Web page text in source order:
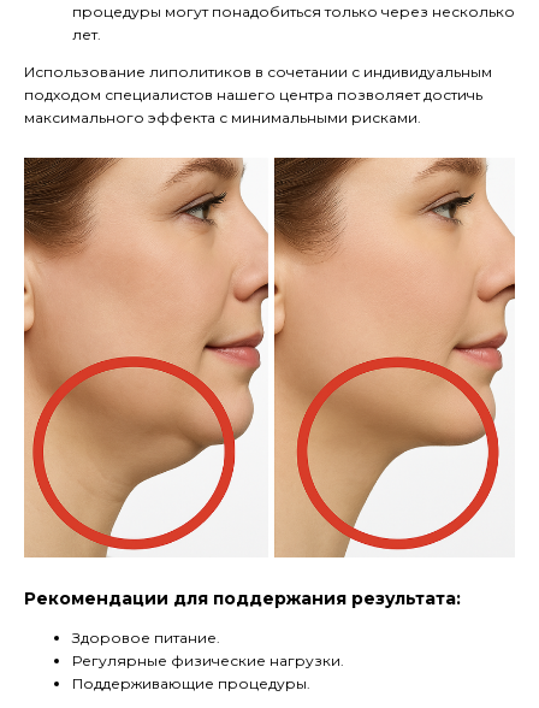
процедуры могут понадобиться только через несколько
лет.
Использование липолитиков в сочетании с индивидуальным
подходом специалистов нашего центра позволяет достичь
максимального эффекта с минимальными рисками.
Рекомендации для поддержания результата:
Здоровое питание.
Регулярные физические нагрузки.
Поддерживающие процедуры.